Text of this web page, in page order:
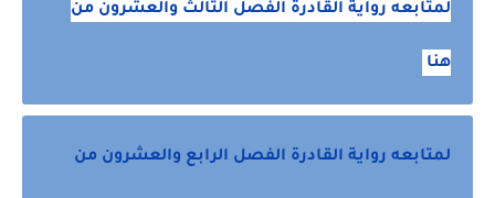
لمتابعه رواية القادرة الفصل الثالث والعشرون من
هنا
لمتابعه رواية القادرة الفصل الرابع والعشرون من